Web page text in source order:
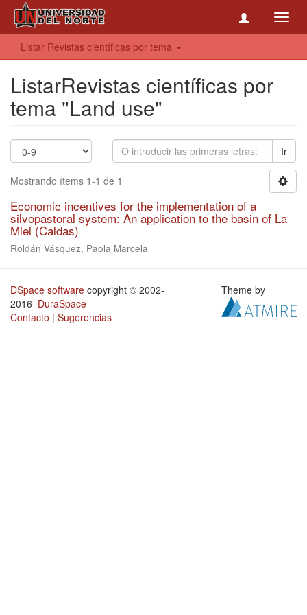
Listar Revistas científicas por tema
ListarRevistas científicas por
tema "Land use"
Ir
Mostrando ítems 1-1 de 1
Economic incentives for the implementation of a
silvopastoral system: An application to the basin of La
Miel (Caldas)
Roldán Vásquez, Paola Marcela
DSpace software copyright © 2002-
2016 DuraSpace
Contacto | Sugerencias
Theme by